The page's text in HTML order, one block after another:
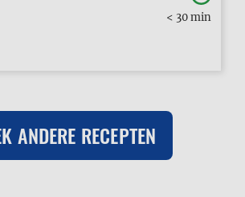
< 30 min
ANDERE RECEPTEN